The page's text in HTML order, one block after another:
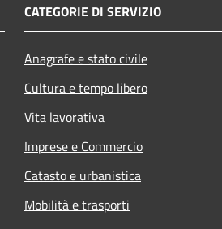
CATEGORIE DI SERVIZIO
Anagrafe e stato civile
Cultura e tempo libero
Vita lavorativa
Imprese e Commercio
Catasto e urbanistica
Mobilità e trasporti